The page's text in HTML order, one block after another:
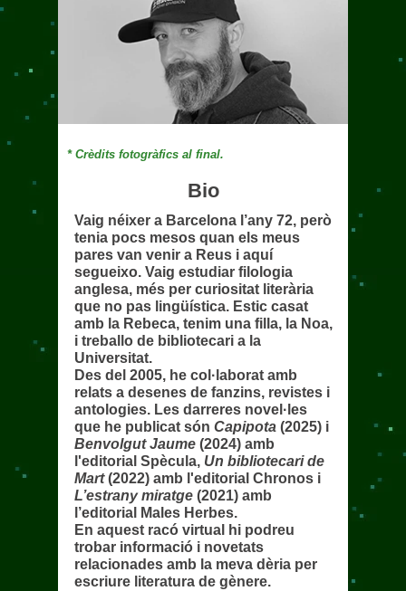
* Crèdits fotogràfics al final.
Bio
Vaig néixer a Barcelona l’any 72, però
tenia pocs mesos quan els meus
pares van venir a Reus i aquí
segueixo. Vaig estudiar filologia
anglesa, més per curiositat literària
que no pas lingüística. Estic casat
amb la Rebeca, tenim una filla, la Noa,
i treballo de bibliotecari a la
Universitat.
Des del 2005, he col·laborat amb
relats a desenes de fanzins, revistes i
antologies. Les darreres novel·les
que he publicat són Capipota(2025) i
Benvolgut Jaume(2024) amb
l'editorial Spècula, Un bibliotecari de
Mart(2022) amb l'editorial Chronos i
L’estrany miratge(2021) amb
l’editorial Males Herbes.
En aquest racó virtual hi podreu
trobar informació i novetats
relacionades amb la meva dèria per
escriure literatura de gènere.